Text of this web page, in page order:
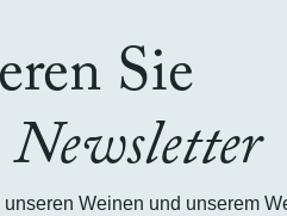
Sie
Newsletter
Weinen und unserem